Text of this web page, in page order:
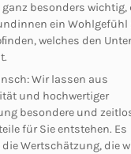
besonders wichtig,
ein Wohlgefühl
welches den
Wir lassen aus
und hochwertiger
besondere und
für Sie entstehen. Es
Wertschätzung, die